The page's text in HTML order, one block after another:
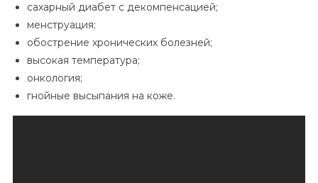
сахарный диабет с декомпенсацией;
менструация;
обострение хронических болезней;
высокая температура;
онкология;
гнойные высыпания на коже.